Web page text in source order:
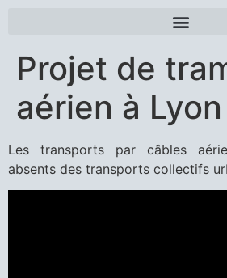
Projet de
aérien à Lyon
Les transports par câbles
absents des transports collectifs